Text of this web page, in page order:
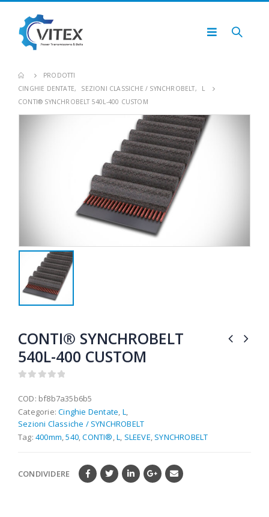
PRODOTTI
CINGHIE DENTATE, SEZIONI CLASSICHE / SYNCHROBELT,
L
CONTI® SYNCHROBELT 540L-400 CUSTOM
CONTI® SYNCHROBELT
540L-400 CUSTOM
COD: bf8b7a35b6b5
Categorie:Cinghie Dentate L
Sezioni Classiche / SYNCHROBELT
Tag: 400mm ,540 ,CONTI® ,L SLEEVE SYNCHROBELT
CONDIVIDERE